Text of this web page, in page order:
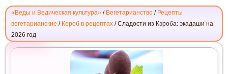
«Веды и Ведическая культура» / Вегетарианство / Рецепты
вегетарианские / Кероб в рецептах /Сладости из Кэроба: экадаши на
2026 год
СЛАДОСТИ